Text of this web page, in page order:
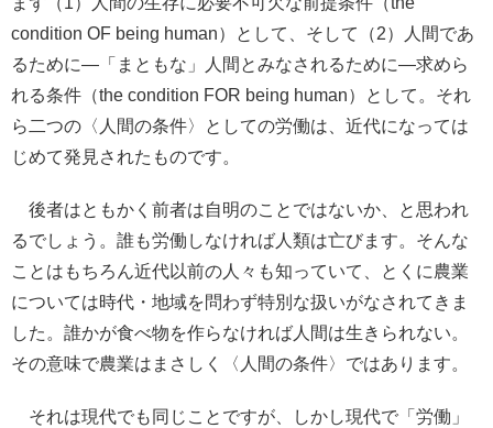
condition OF being human）として、そして（2）人間であ
るために―「まともな」人間とみなされるために―求めら
れる条件（the condition FOR being human）として。それ
ら二つの〈人間の条件〉としての労働は、近代になっては
じめて発見されたものです。
後者はともかく前者は自明のことではないか、と思われ
るでしょう。誰も労働しなければ人類は亡びます。そんな
ことはもちろん近代以前の人々も知っていて、とくに農業
については時代・地域を問わず特別な扱いがなされてきま
した。誰かが食べ物を作らなければ人間は生きられない。
その意味で農業はまさしく〈人間の条件〉ではあります。
それは現代でも同じことですが、しかし現代で「労働」